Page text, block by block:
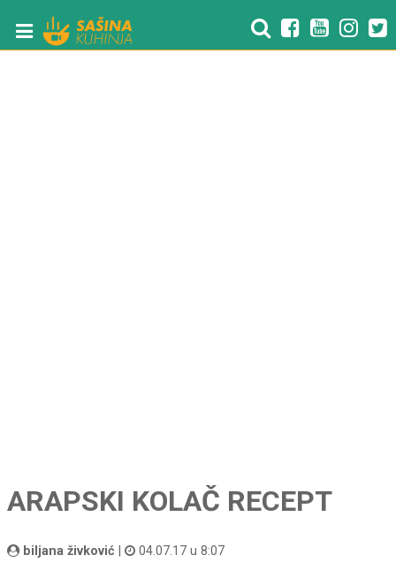
ARAPSKI KOLAČ RECEPT
biljana živković 04.07.17 u 8:07